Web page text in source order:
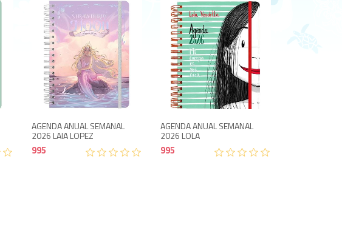
995 995
AGENDA ANUAL SEMANAL
2026 LAIA LOPEZ
995
AGENDA ANUAL SEMANAL
2026 LOLA
995